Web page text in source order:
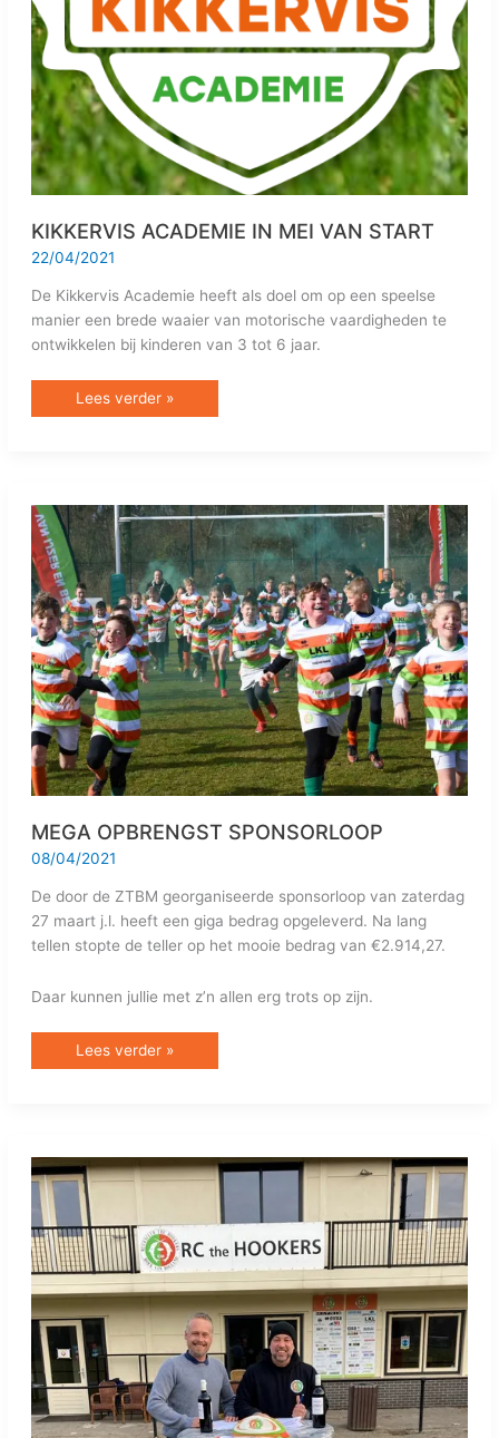
KIKKERVIS ACADEMIE IN MEI VAN START
22/04/2021
De Kikkervis Academie heeft als doel om op een speelse
manier een brede waaier van motorische vaardigheden te
ontwikkelen bij kinderen van 3 tot 6 jaar.
Lees verder »
MEGA OPBRENGST SPONSORLOOP
08/04/2021
De door de ZTBM georganiseerde sponsorloop van zaterdag
27 maart j.l. heeft een giga bedrag opgeleverd. Na lang
tellen stopte de teller op het mooie bedrag van €2.914,27.
Daar kunnen jullie met z’n allen erg trots op zijn.
MEGA
OPBRENGST
SPONSORLOOP
Lees verder »
NIEUWE
SPONSOREN
VOOR
DE
JEUGD